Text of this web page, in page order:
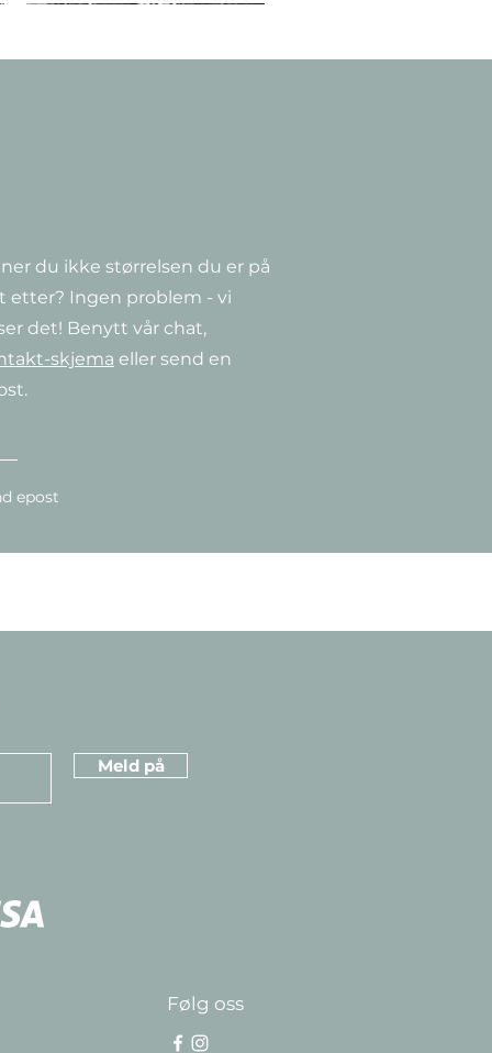
Hurtigvisning
Clematis ‘Guernsey Cream’
Pris
349,00 kr
Hurtigvisning
Clematis 'Niobe'
Pris
349,00 kr
Hurtigvisning
CorTen Watertable
Fra14 990,00 kr
Salgspris
du ikke størrelsen du er på
etter? Ingen problem - vi
det! Benytt vår chat,
skjema eller send en
epost
Følg oss
Meld på